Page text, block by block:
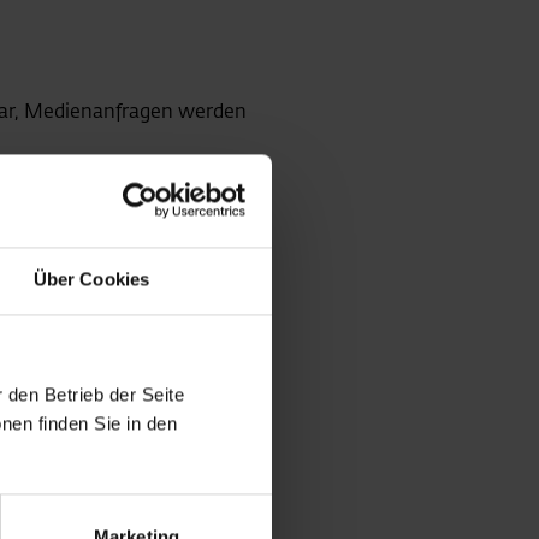
Über Cookies
Betrieb der Seite
finden Sie in den
Medienanfragen werden